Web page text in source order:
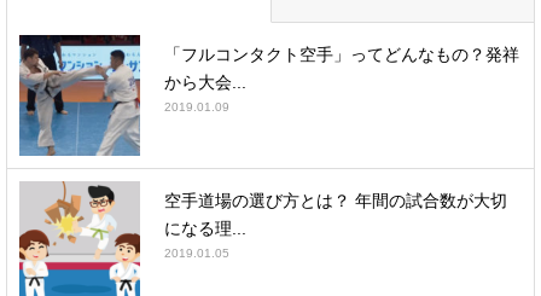
「フルコンタクト空手」ってどんなもの？発祥
から大会...
2019.01.09
空手道場の選び方とは？ 年間の試合数が大切
になる理...
2019.01.05